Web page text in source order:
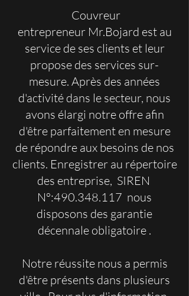
Couvreur
entrepreneur Mr.Bojard est au
service de ses clients et leur
propose des services sur-
mesure. Après des années
d'activité dans le secteur, nous
avons élargi notre offre afin
d'être parfaitement en mesure
de répondre aux besoins de nos
clients. Enregistrer au répertoire
des entreprise, SIREN
N°:490.348.117 nous
disposons des garantie
décennale obligatoire .
Notre réussite nous a permis
d'être présents dans plusieurs